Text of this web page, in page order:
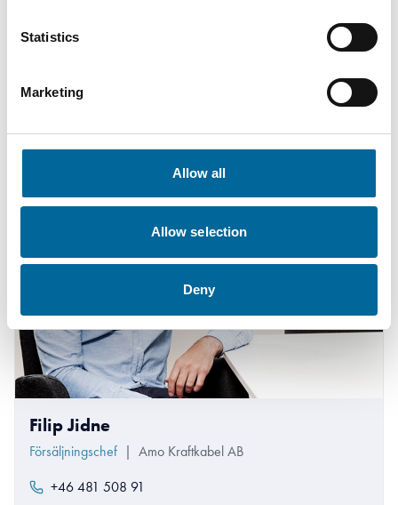
Statistics
Marketing
Allow all
Allow selection
Deny
Filip Jidne
Försäljningschef | Amo Kraftkabel AB
+46 481 508 91